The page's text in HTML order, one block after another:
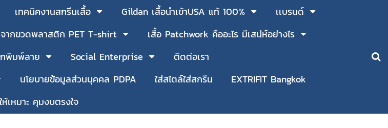
เทคนิคงานสกรีนเสื้อ Gildan เสื้อนำเข้าUSA แท้ 100%
เเบรนด์
ากขวดพลาสติก PET T-shirt
เสื้อ Patchwork คืออะไร มีเสน่ห์อย่างไร
พิมพ์ลาย Social Enterprise
ติดต่อเรา
นโยบายข้อมูลส่วนบุคคล PDPA ใส่สไตล์ใส่สกรีน
EXTRIFIT Bangkok
เหมาะ คุมงบตรงใจ